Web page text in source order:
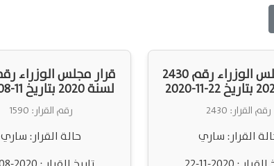
قرار مجلس الوزراء رقم 2430
رقم القرار: 2430
القرار: ساري
لسنة 2020 بتاريخ 11-08-2020
رقم القرار: 1590
حالة القرار: ساري